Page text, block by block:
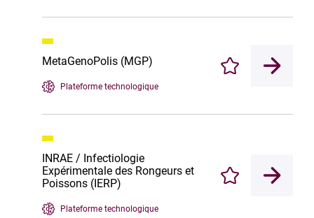
MetaGenoPolis (MGP)
Plateforme technologique
Enregistrer
INRAE / Infectiologie
Expérimentale des Rongeurs et
Poissons (IERP)
Plateforme technologique
Enregistrer